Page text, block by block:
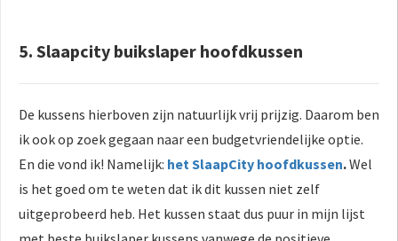
5. Slaapcity buikslaper hoofdkussen
De kussens hierboven zijn natuurlijk vrij prijzig. Daarom ben
ik ook op zoek gegaan naar een budgetvriendelijke optie.
En die vond ik! Namelijk: het SlaapCity hoofdkussen.Wel
is het goed om te weten dat ik dit kussen niet zelf
uitgeprobeerd heb. Het kussen staat dus puur in mijn lijst